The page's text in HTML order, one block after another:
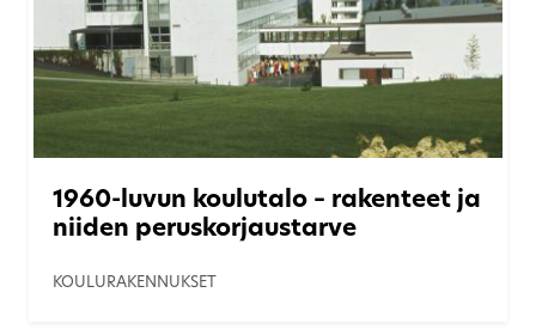
1960-luvun koulutalo – rakenteet ja
niiden peruskorjaustarve
KOULURAKENNUKSET